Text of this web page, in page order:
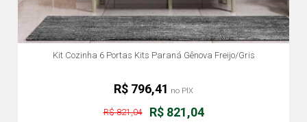
Kit Cozinha 6 Portas Kits Paraná Gênova Freijo/Gris
R$ 821,04
R$ 821,04
R$ 796,41 no PIX